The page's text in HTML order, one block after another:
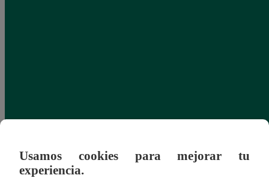
Usamos cookies para mejorar tu
experiencia.